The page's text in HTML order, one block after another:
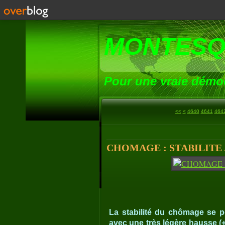
Pour une vraie
<< < 4600
4610
4620
4630
4640 4641
CHOMAGE :
La stabilité du chômage se
avec une très légère hausse